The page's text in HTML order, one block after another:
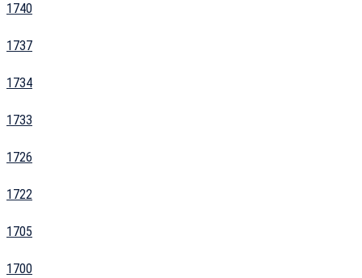
1740
1737
1734
1733
1726
1722
1705
1700